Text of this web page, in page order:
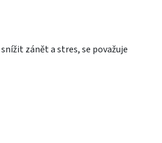
zánět a stres, se považuje